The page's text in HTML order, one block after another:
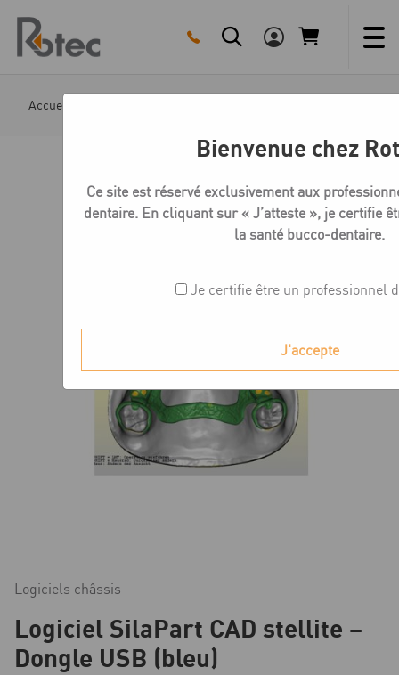
content
Accueil
Logiciels châssis
Logiciel SilaPart CAD stellite –
Dongle USB (bleu)
Bienvenue chez
Ce site est réservé exclusivement aux
dentaire. En cliquant sur « J’atteste », je certifie
la santé bucco-dentaire.
Je certifie être un professionnel
J'accepte